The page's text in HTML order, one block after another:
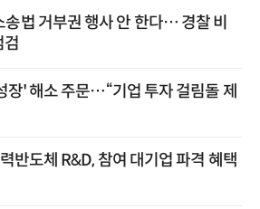
법 거부권 행사 안 한다… 경찰 비
검
장' 해소 주문…“기업 투자 걸림돌 제
반도체 R&D, 참여 대기업 파격 혜택